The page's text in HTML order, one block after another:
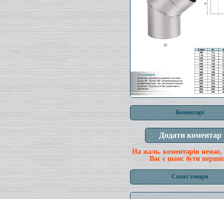
Коментарі
На жаль, коментарів немає,
Вас є шанс бути
Схожі товари